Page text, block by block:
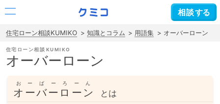
住宅ローン相談KUMIKO 知識とコラム 用語集 オーバーローン
住宅ローン相談
オーバーローン
オーバーローン
おーばーろーん
とは
相談する